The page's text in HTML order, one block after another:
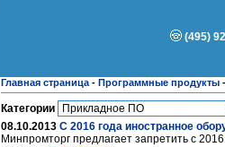
(495)
Главная страница - Программные продукты -
Категории
08.10.2013 С 2016 года иностранное
Минпромторг предлагает запретить с